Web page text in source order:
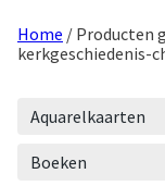
Home / Producten
kerkgeschiedenis-
Aquarelkaarten
Boeken